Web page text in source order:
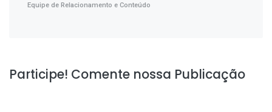
Equipe de Relacionamento e Conteúdo
Participe! Comente nossa Publicação